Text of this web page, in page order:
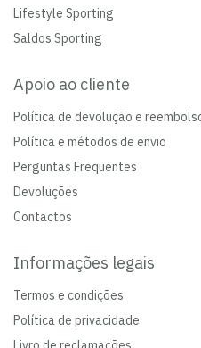
Lifestyle Sporting
Saldos Sporting
Apoio ao cliente
Política de devolução e
Política e métodos de envio
Perguntas Frequentes
Devoluções
Contactos
Informações legais
Termos e condições
Política de privacidade